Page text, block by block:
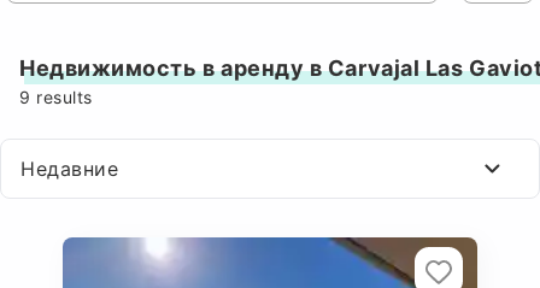
Недвижимость в аренду в Carvajal Las
9 results
Недавние